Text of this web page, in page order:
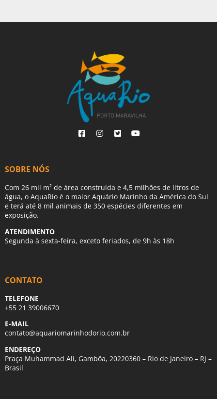
SOBRE NÓS
Com 26 mil m² de área construída e 4,5 milhões de litros de
água, o AquaRio é o maior Aquário Marinho da América do Sul
e terá até 8 mil animais de 350 espécies diferentes em
exposição.
ATENDIMENTO
Segunda à sexta-feira, exceto feriados, de 9h às 18h
CONTATO
TELEFONE
+55 21 39006670
E-MAIL
contato@aquariomarinhodorio.com.br
ENDEREÇO
Praça Muhammad Ali, Gambôa, 20220360 – Rio de Janeiro – RJ –
Brasil